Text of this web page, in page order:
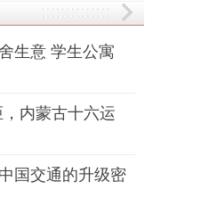
生意 学生公寓
内蒙古十六运
国交通的升级密